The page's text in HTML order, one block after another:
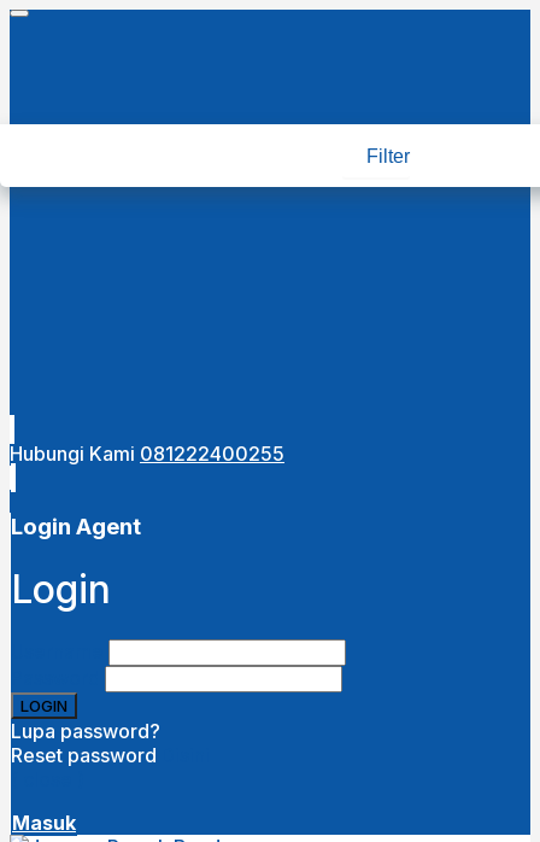
Hubungi Kami 081222400255
Login Agent
Login
Lupa password?
Reset password
Masuk
Filter